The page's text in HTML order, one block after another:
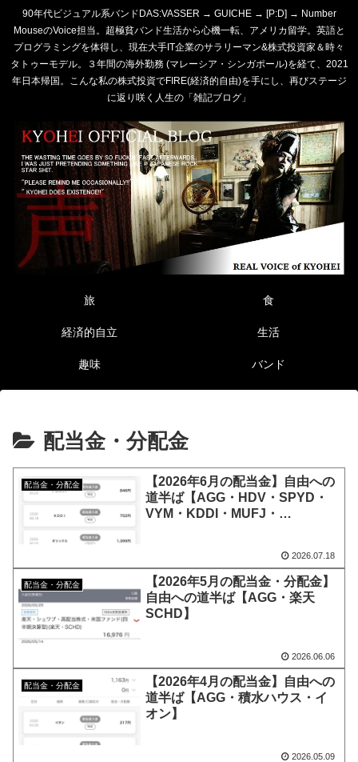
90年代ビジュアル系バンドDAS:VASSER → GUICHE → [P:D] → Number
MouseのVoice担当。超極貧バンド生活から心機一転、アメリカ留学。英語と
プログラミングを体得し、現在大手IT企業のサラリーマン&株式投資家＆時々
タトゥーモデル。３年間の海外勤務 (マレーシア・シンガポール)を経て、2021
年日本帰国。こんな私の株式投資でFIRE(経済的自由)を手にし、再びステージ
に返り咲く人生の「雑記ブログ」
旅 食
経済的自立 生活
趣味 バンド
配当金・分配金
配当金・分配金
【2026年6月の配当金】自由への
道半ば【AGG・HDV・SPYD・
VYM・KDDI・MUFJ・
2026.07.18
配当金・分配金
【2026年5月の配当金・分配金】
自由への道半ば【AGG・楽天
SCHD】
2026.06.06
配当金・分配金
【2026年4月の配当金】自由への
道半ば【AGG・積水ハウス・イ
オン】
2026.05.09